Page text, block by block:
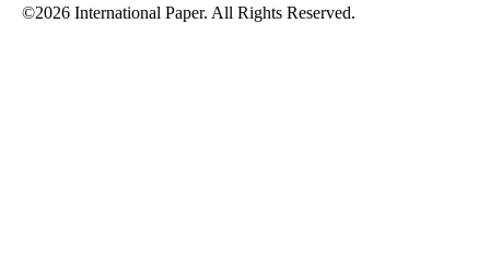
©2026 International Paper. All Rights Reserved.